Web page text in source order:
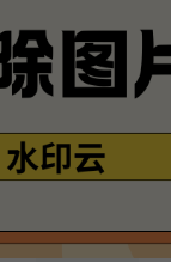
去
水
方
法！
一